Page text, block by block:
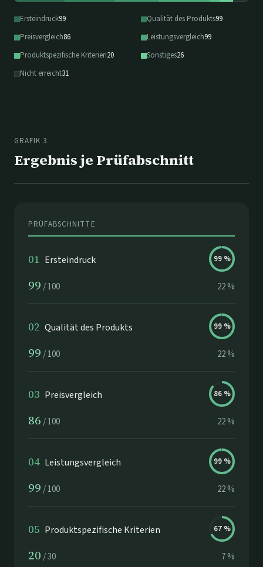
Ersteindruck99 Qualität des Produkts99
Preisvergleich86 Leistungsvergleich99
Produktspezifische Kriterien20 Sonstiges26
Nicht erreicht31
GRAFIK 3
Ergebnis je Prüfabschnitt
PRÜFABSCHNITTE
01 Ersteindruck 99%
99 /100 22%
02 Qualität des Produkts 99%
99 /100 22%
03 Preisvergleich 86%
86 /100 22%
04 Leistungsvergleich 99%
99 /100 22%
05 Produktspezifische Kriterien 67%
20 /30 7%